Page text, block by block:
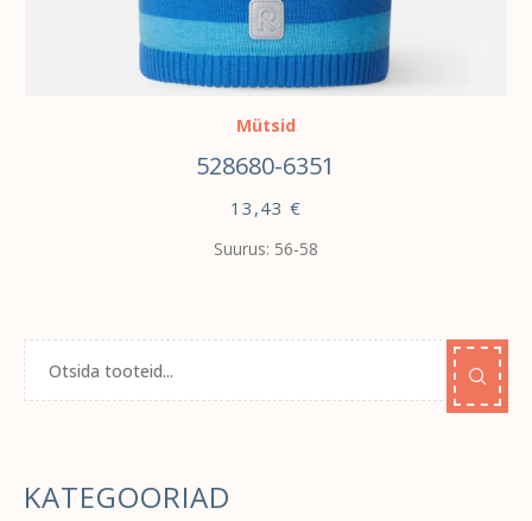
VALI
Mütsid
528680-6351
13,43 €
Suurus: 56-58
KATEGOORIAD